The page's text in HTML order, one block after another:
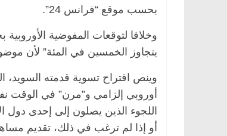
بحسب موقع “فرانس 24”.
وخلافا لتوقعات المفوضية
يتجاوز الخمسين في المئة” لأن
وينص اقتراح تسوية قدمته السويد،
أوروبي إلزامي و”مرن” في الوقت
اللجوء الذين يصلون إلى إحدى دول
أو إذا لم ترغب في ذلك، تقديم